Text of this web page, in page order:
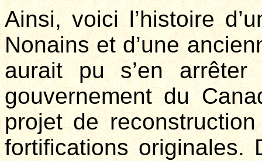
Ainsi, voici l’histoire
Nonains et d’une
aurait pu s’en
gouvernement du
projet de
fortifications originales.